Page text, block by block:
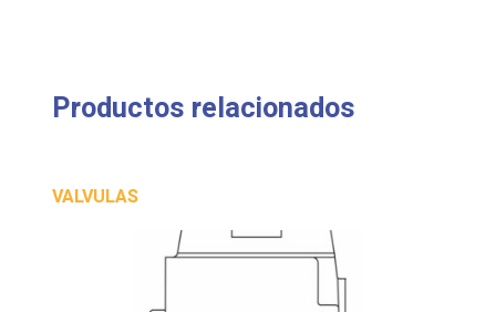
Productos relacionados
VALVULAS